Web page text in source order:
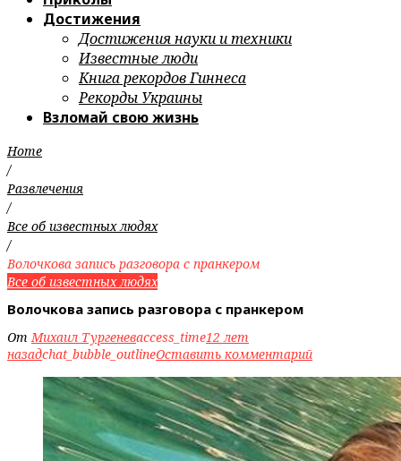
Достижения
Достижения науки и техники
Известные люди
Книга рекордов Гиннеса
Рекорды Украины
Взломай свою жизнь
Home
/
Развлечения
/
Все об известных людях
/
Волочкова запись разговора с пранкером
Все об известных людях
Волочкова запись разговора с пранкером
ОтМихаил Тургеневaccess_time12 лет
назадchat_bubble_outlineОставить комментарий